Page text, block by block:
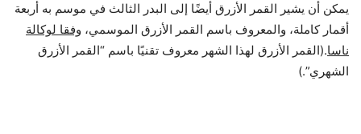
يمكن أن يشير القمر الأزرق أيضًا إلى البدر الثالث في موسم به أربعة
أقمار كاملة، والمعروف باسم القمر الأزرق الموسمي، وفقا لوكالة
ناسا.(القمر الأزرق لهذا الشهر معروف تقنيًا باسم “القمر الأزرق
الشهري”.)